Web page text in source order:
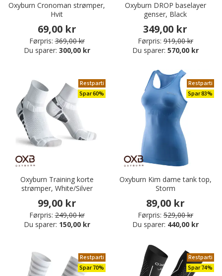
Oxyburn Cronoman strømper,
Hvit
69,00 kr
Førpris: 369,00 kr
Du sparer: 300,00 kr
Oxyburn DROP baselayer
genser, Black
349,00 kr
Førpris: 919,00 kr
Du sparer: 570,00 kr
Restparti
Spar 60%
Oxyburn Training korte
strømper, White/Silver
99,00 kr
Førpris: 249,00 kr
Du sparer: 150,00 kr
Restparti
Spar 83%
Oxyburn Kim dame tank top,
Storm
89,00 kr
Førpris: 529,00 kr
Du sparer: 440,00 kr
Restparti
Spar 70%
Restparti
Spar 74%